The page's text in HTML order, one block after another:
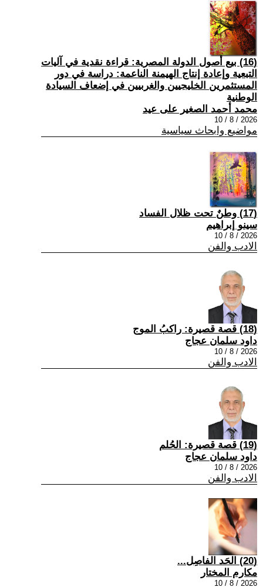
(16) بيع أصول الدولة المصرية: قراءة نقدية في آليات
التبعية وإعادة إنتاج الهيمنة الناعمة: دراسة في دور
المستثمرين الخليجيين والغربيين في إضعاف السيادة
الوطنية
محمد أحمد الصغير على عيد
2026 / 8 / 10
مواضيع وابحاث سياسية
(17) وطنٌ تحت ظلال الفساد
سينو إبراهيم
2026 / 8 / 10
الادب والفن
(18) قصة قصيرة: راكبُ الموج
داود سلمان عجاج
2026 / 8 / 10
الادب والفن
(19) قصة قصيرة: الحُلم
داود سلمان عجاج
2026 / 8 / 10
الادب والفن
(20) الحَد الفاصِل...
مكارم المختار
2026 / 8 / 10